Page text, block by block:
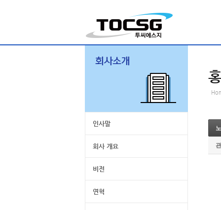
인사말
회사 개요
비전
연혁